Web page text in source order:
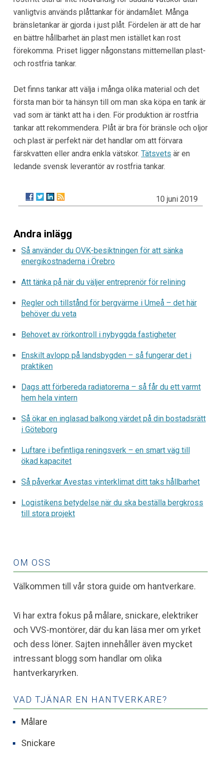
vanligtvis används plåttankar för ändamålet. Många
bränsletankar är gjorda i just plåt. Fördelen är att de har
en bättre hållbarhet än plast men istället kan rost
förekomma. Priset ligger någonstans mittemellan plast-
och rostfria tankar.
Det finns tankar att välja i många olika material och det
första man bör ta hänsyn till om man ska köpa en tank är
vad som är tänkt att ha i den. För produktion är rostfria
tankar att rekommendera. Plåt är bra för bränsle och oljor
och plast är perfekt när det handlar om att förvara
färskvatten eller andra enkla vätskor. Tätsvets är en
ledande svensk leverantör av rostfria tankar.
10 juni 2019
Andra inlägg
Så använder du OVK-besiktningen för att sänka
energikostnaderna i Örebro
Att tänka på när du väljer entreprenör för relining
Regler och tillstånd för bergvärme i Umeå – det här
behöver du veta
Behovet av rörkontroll i nybyggda fastigheter
Enskilt avlopp på landsbygden – så fungerar det i
praktiken
Dags att förbereda radiatorerna – så får du ett varmt
hem hela vintern
Så ökar en inglasad balkong värdet på din bostadsrätt
i Göteborg
Luftare i befintliga reningsverk – en smart väg till
ökad kapacitet
Så påverkar Avestas vinterklimat ditt taks hållbarhet
Logistikens betydelse när du ska beställa bergkross
till stora projekt
OM OSS
Välkommen till vår stora guide om hantverkare.
Vi har extra fokus på målare, snickare, elektriker
och VVS-montörer, där du kan läsa mer om yrket
och dess löner. Sajten innehåller även mycket
intressant blogg som handlar om olika
hantverkaryrken.
VAD TJÄNAR EN HANTVERKARE?
Målare
Snickare